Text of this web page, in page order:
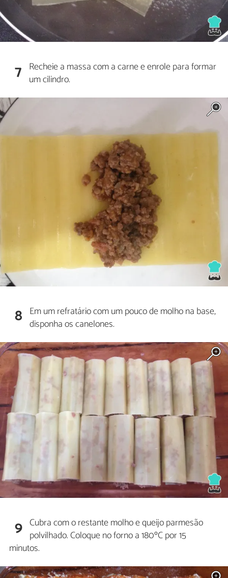
7 Recheie a massa com a carne e enrole para formar
um cilindro.
8 Em um refratário com um pouco de molho na base,
disponha os canelones.
9 Cubra com o restante molho e queijo parmesão
polvilhado. Coloque no forno a 180ºC por 15
minutos.